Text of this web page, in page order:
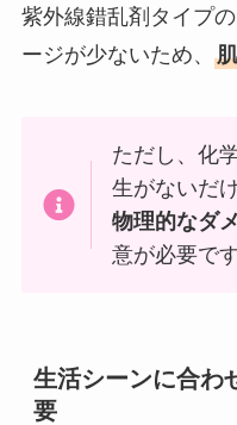
紫外線錯乱剤タイプ
ージが少ないため、
ただし、化
生がないだ
物理的なダ
意が必要です
生活シーンに合わ
要